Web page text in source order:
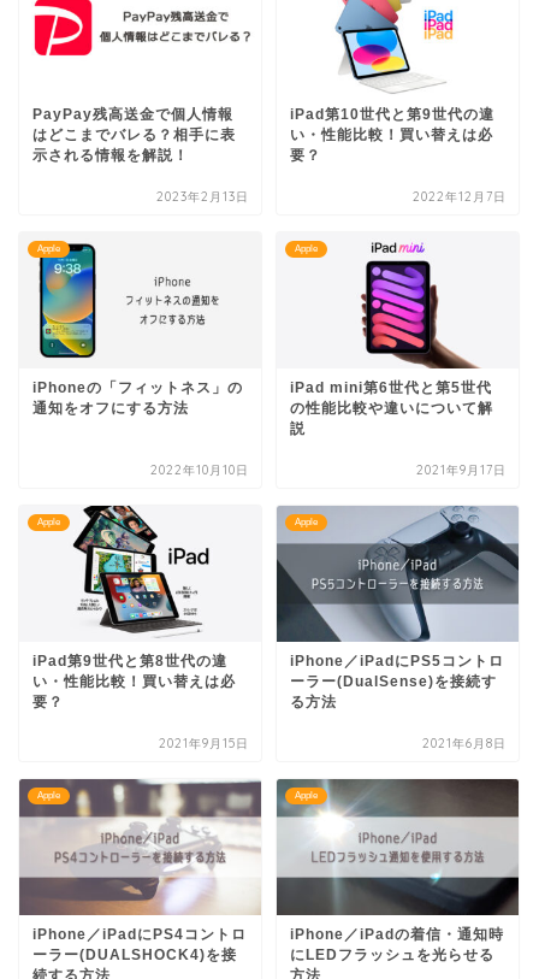
PayPay残高送金で個人情報
はどこまでバレる？相手に表
示される情報を解説！
2023年2月13日
iPad第10世代と第9世代の違
い・性能比較！買い替えは必
要？
2022年12月7日
Apple
iPhoneの「フィットネス」の
通知をオフにする方法
2022年10月10日
Apple
iPad mini第6世代と第5世代
の性能比較や違いについて解
説
2021年9月17日
Apple
iPad第9世代と第8世代の違
い・性能比較！買い替えは必
要？
2021年9月15日
Apple
iPhone／iPadにPS5コントロ
ーラー(DualSense)を接続す
る方法
2021年6月8日
Apple
iPhone／iPadにPS4コントロ
ーラー(DUALSHOCK4)を接
Apple
iPhone／iPadの着信・通知時
にLEDフラッシュを光らせる